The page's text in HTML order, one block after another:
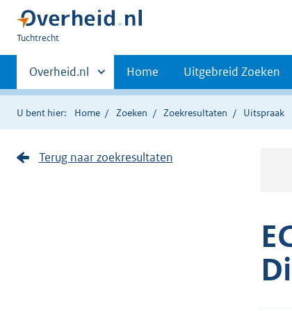
U
hier:
Tuchtrecht
Primaire
navigatie
Andere
sites
binnen
Overheid.nl Home Uitgebreid Zoeken
U bent hier: Home Zoeken Zoekresultaten Uitspraak
Terug naar zoekresultaten